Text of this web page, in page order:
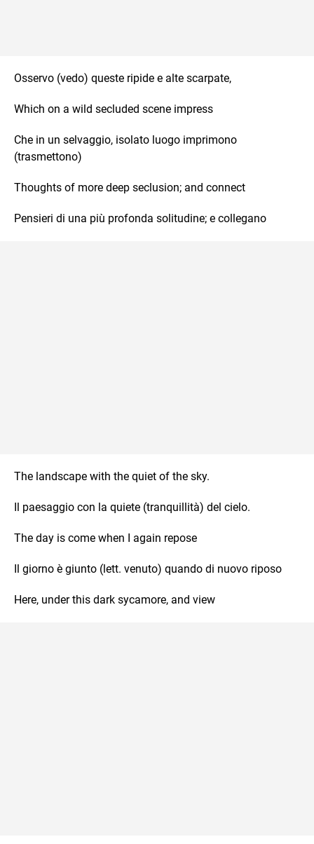
Osservo (vedo) queste ripide e alte scarpate,
Which on a wild secluded scene impress
Che in un selvaggio, isolato luogo imprimono
(trasmettono)
Thoughts of more deep seclusion; and connect
Pensieri di una più profonda solitudine; e collegano
The landscape with the quiet of the sky.
Il paesaggio con la quiete (tranquillità) del cielo.
The day is come when I again repose
Il giorno è giunto (lett. venuto) quando di nuovo riposo
Here, under this dark sycamore, and view